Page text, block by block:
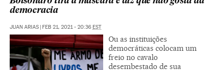
democracia
JUAN ARIAS FEB 21, 2021 - 20:36 EST
Ou as instituições
democráticas colocam um
freio no cavalo
desembestado de sua